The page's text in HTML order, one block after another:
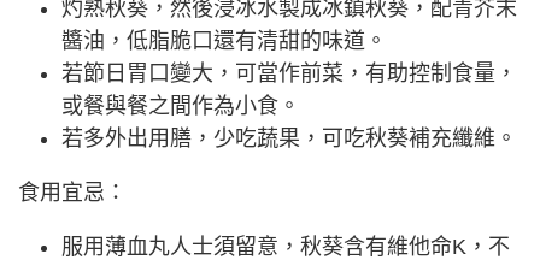
灼熟秋葵，然後浸冰水製成冰鎮秋葵，配青芥末
醬油，低脂脆口還有清甜的味道。
若節日胃口變大，可當作前菜，有助控制食量，
或餐與餐之間作為小食。
若多外出用膳，少吃蔬果，可吃秋葵補充纖維。
食用宜忌：
服用薄血丸人士須留意，秋葵含有維他命K，不